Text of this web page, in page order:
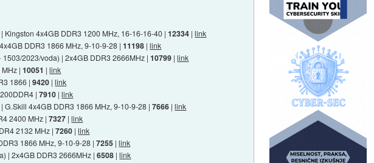
Kingston 4x4GB DDR3 1200 MHz, 16-16-16-40 |12334 |link
DDR3 1866 MHz, 9-10-9-28 |11198 |link
1503/2023/voda) | 2x4GB DDR3 2666MHz |10799 |link
MHz |10051 |link
1866 |9420 |link
|7910 |link
G.Skill 4x4GB DDR3 1866 MHz, 9-10-9-28 |7666 |link
2400 MHz |7327 |link
2132 MHz |7260 |link
1866 MHz, 9-10-9-28 |7255 |link
| 2x4GB DDR3 2666MHz |6508 |link